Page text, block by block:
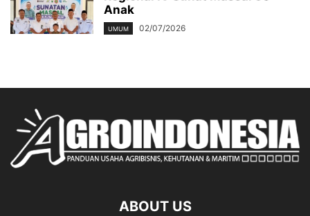
Anak
UMUM 02/07/2026
ABOUT US